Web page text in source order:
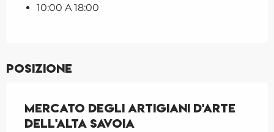
10:00 A 18:00
Posizione
Mercato degli artigiani d'arte
dell'Alta Savoia